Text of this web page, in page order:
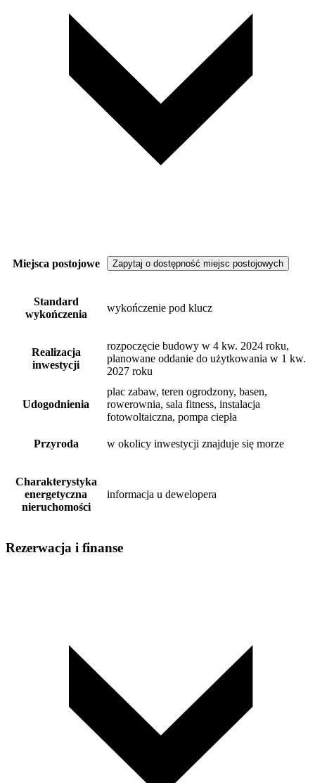
Miejsca postojowe Zapytaj o dostępność miejsc postojowych
Standard
wykończenia
wykończenie pod klucz
Realizacja
inwestycji
rozpoczęcie budowy w 4 kw. 2024 roku,
planowane oddanie do użytkowania w 1 kw.
2027 roku
Udogodnienia
plac zabaw, teren ogrodzony, basen,
rowerownia, sala fitness, instalacja
fotowoltaiczna, pompa ciepła
Przyroda w okolicy inwestycji znajduje się morze
Charakterystyka
energetyczna
nieruchomości
informacja u dewelopera
Rezerwacja i finanse